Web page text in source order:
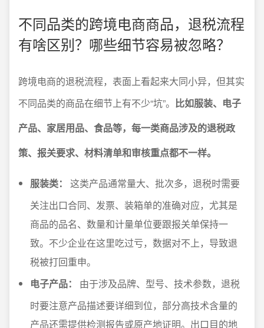
不同品类的跨境电商商品，退税流程
有啥区别？哪些细节容易被忽略？
跨境电商的退税流程，表面上看起来大同小异，但其实
不同品类的商品在细节上有不少“坑”。 比如服装、电子
产品、家居用品、食品等，每一类商品涉及的退税政
策、报关要求、材料清单和审核重点都不一样。
服装类：
这类产品通常量大、批次多，退税时需要
关注出口合同、发票、装箱单的准确对应，尤其是
商品的品名、数量和计量单位要跟报关单保持一
致。不少企业在这里吃过亏，数据对不上，导致退
税被打回重申。
电子产品：
由于涉及品牌、型号、技术参数，退税
时要注意产品描述要详细到位，部分高技术含量的
产品还需提供检测报告或原产地证明。出口目的地